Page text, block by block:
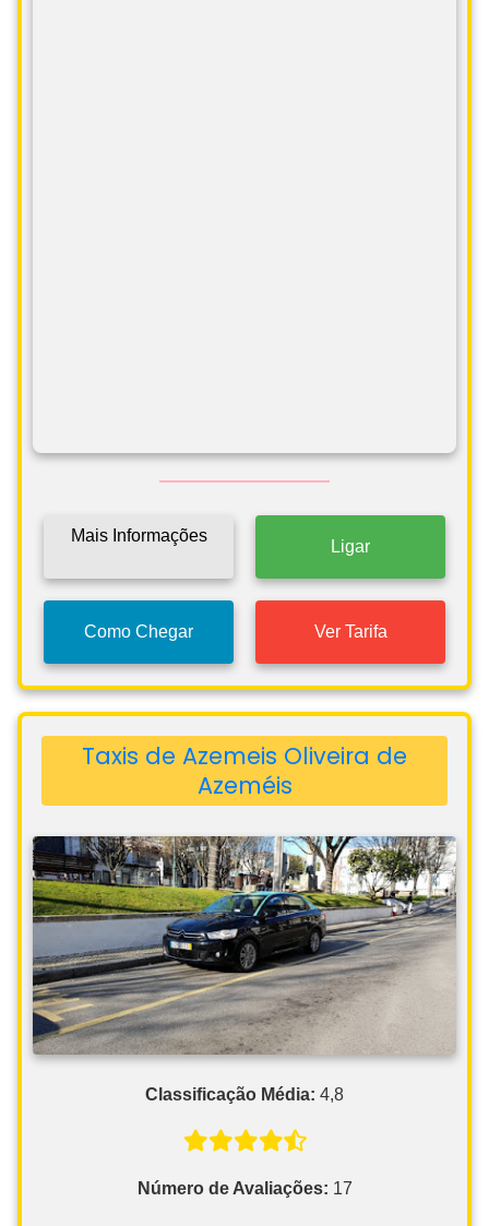
Mais Informações
Ligar
Como Chegar Ver Tarifa
Taxis de Azemeis Oliveira de
Azeméis
Classificação Média: 4,8
Número de Avaliações: 17